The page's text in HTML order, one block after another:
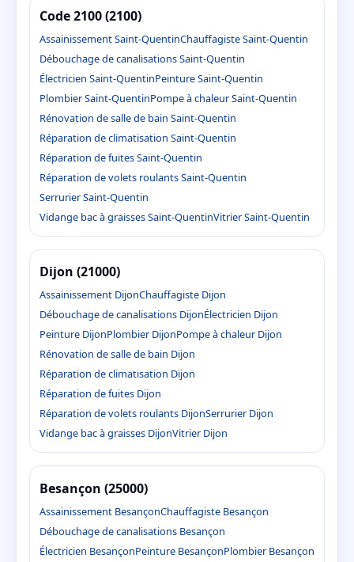
Code 2100 (2100)
Assainissement Saint-QuentinChauffagiste Saint-Quentin
Débouchage de canalisations Saint-Quentin
Électricien Saint-QuentinPeinture Saint-Quentin
Plombier Saint-QuentinPompe à chaleur Saint-Quentin
Rénovation de salle de bain Saint-Quentin
Réparation de climatisation Saint-Quentin
Réparation de fuites Saint-Quentin
Réparation de volets roulants Saint-Quentin
Serrurier Saint-Quentin
Vidange bac à graisses Saint-QuentinVitrier Saint-Quentin
Dijon (21000)
Assainissement DijonChauffagiste Dijon
Débouchage de canalisations DijonÉlectricien Dijon
Peinture DijonPlombier DijonPompe à chaleur Dijon
Rénovation de salle de bain Dijon
Réparation de climatisation Dijon
Réparation de fuites Dijon
Réparation de volets roulants DijonSerrurier Dijon
Vidange bac à graisses DijonVitrier Dijon
Besançon (25000)
Assainissement BesançonChauffagiste Besançon
Débouchage de canalisations Besançon
Électricien BesançonPeinture BesançonPlombier Besançon